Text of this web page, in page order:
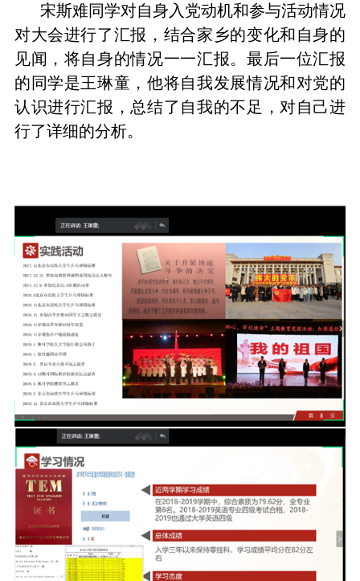
宋斯难同学对自身入党动机和参与活动情况
对大会进行了汇报，结合家乡的变化和自身的
见闻，将自身的情况一一汇报。最后一位汇报
的同学是王琳童，他将自我发展情况和对党的
认识进行汇报，总结了自我的不足，对自己进
行了详细的分析。